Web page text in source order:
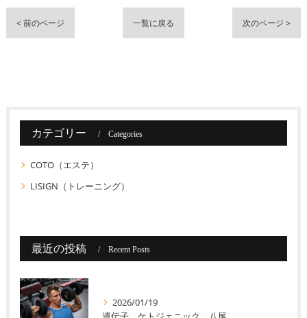
< 前のページ 一覧に戻る 次のページ >
カテゴリー Categories
COTO（エステ）
LISIGN（トレーニング）
最近の投稿 Recent Posts
2026/01/19